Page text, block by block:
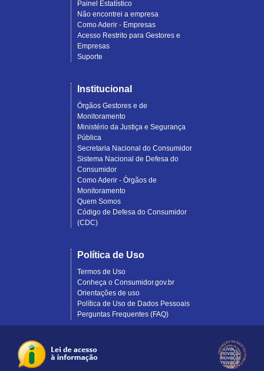
Painel Estatístico
Não encontrei a empresa
Como Aderir - Empresas
Acesso Restrito para Gestores e
Empresas
Suporte
Institucional
Órgãos Gestores e de
Monitoramento
Ministério da Justiça e Segurança
Pública
Secretaria Nacional do Consumidor
Sistema Nacional de Defesa do
Consumidor
Como Aderir - Órgãos de
Monitoramento
Quem Somos
Código de Defesa do Consumidor
(CDC)
Política de Uso
Termos de Uso
Conheça o Consumidor.gov.br
Orientações de uso
Política de Uso de Dados Pessoais
Perguntas Frequentes (FAQ)